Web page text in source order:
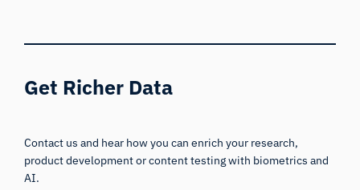
Get Richer Data
Contact us and hear how you can enrich your research,
product development or content testing with biometrics and
AI.